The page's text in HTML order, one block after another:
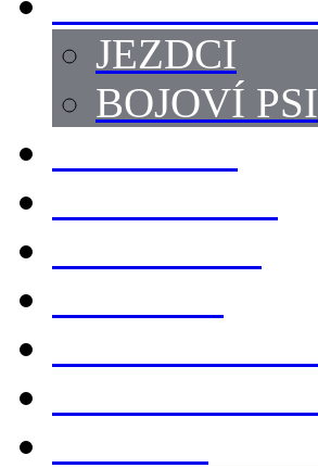
JEZDCI
BOJOVÍ PSI